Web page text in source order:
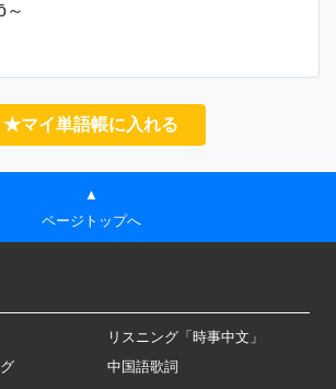
～
★マイ単語帳に入れる
▲
ページトップへ
リスニング「時事中文」
中国語歌詞